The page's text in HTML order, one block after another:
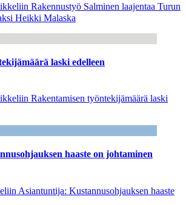
Rakennustyö Salminen laajentaa Turun
Heikki Malaska
laski edelleen
Rakentamisen työntekijämäärä laski
haaste on johtaminen
Asiantuntija: Kustannusohjauksen haaste